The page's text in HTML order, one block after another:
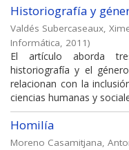
Historiografía y
Valdés Subercaseaux,
Informática, 2011)
El artículo aborda
historiografía y el
relacionan con la
ciencias humanas y
Homilía
Moreno Casamitjana,